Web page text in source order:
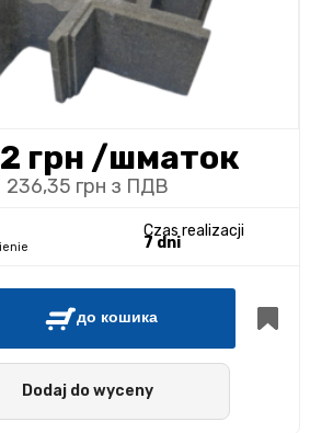
грн /шматок
236,35 грн з ПДВ
Czas realizacji
7 dni
до кошика
Dodaj do wyceny